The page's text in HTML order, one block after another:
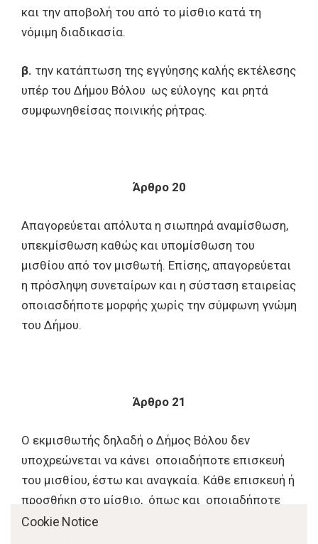
και την αποβολή του από το μίσθιο κατά τη
νόμιμη διαδικασία.
β. την κατάπτωση της εγγύησης καλής εκτέλεσης
υπέρ του Δήμου Βόλου ως εύλογης και ρητά
συμφωνηθείσας ποινικής ρήτρας.
Άρθρο 20
Απαγορεύεται απόλυτα η σιωπηρά αναμίσθωση,
υπεκμίσθωση καθώς και υπομίσθωση του
μισθίου από τον μισθωτή. Επίσης, απαγορεύεται
η πρόσληψη συνεταίρων και η σύσταση εταιρείας
οποιασδήποτε μορφής χωρίς την σύμφωνη γνώμη
του Δήμου.
Άρθρο 21
Ο εκμισθωτής δηλαδή ο Δήμος Βόλου δεν
υποχρεώνεται να κάνει οποιαδήποτε επισκευή
του μισθίου, έστω και αναγκαία. Κάθε επισκευή ή
προσθήκη στο μίσθιο, όπως και οποιαδήποτε
άλλη εγκατάσταση θα μπορεί να γίνει από το
Cookie Notice